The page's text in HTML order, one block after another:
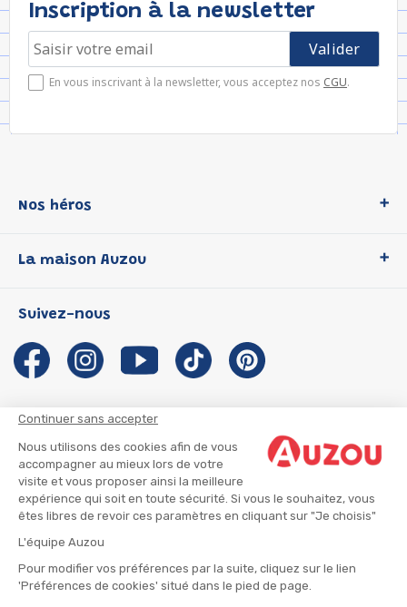
Continuer sans accepter
Nous utilisons des cookies afin de vous
accompagner au mieux lors de votre
visite et vous proposer ainsi la meilleure
expérience qui soit en toute sécurité. Si vous le souhaitez, vous
êtes libres de revoir ces paramètres en cliquant sur "Je choisis"
L'équipe Auzou
Pour modifier vos préférences par la suite, cliquez sur le lien
'Préférences de cookies' situé dans le pied de page.
Inscription à la newsletter
En vous inscrivant à la newsletter, vous acceptez nos CGU.
Nos héros
P'tit Loup
Les Influenceuses
Migali
Petite Taupe
La maison Auzou
Notre histoire
Auzou s'engage
Auteurs et illustrateurs Auzou
Suivre mon colis
Infos consommateur
Suivez-nous
CGU
CGV
Mentions légales